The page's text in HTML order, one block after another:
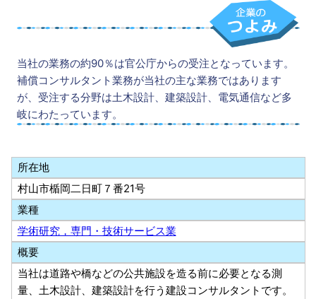
当社の業務の約90％は官公庁からの受注となっています。
補償コンサルタント業務が当社の主な業務ではあります
が、受注する分野は土木設計、建築設計、電気通信など多
岐にわたっています。
所在地
村山市楯岡二日町７番21号
業種
学術研究，専門・技術サービス業
概要
当社は道路や橋などの公共施設を造る前に必要となる測
量、土木設計、建築設計を行う建設コンサルタントです。